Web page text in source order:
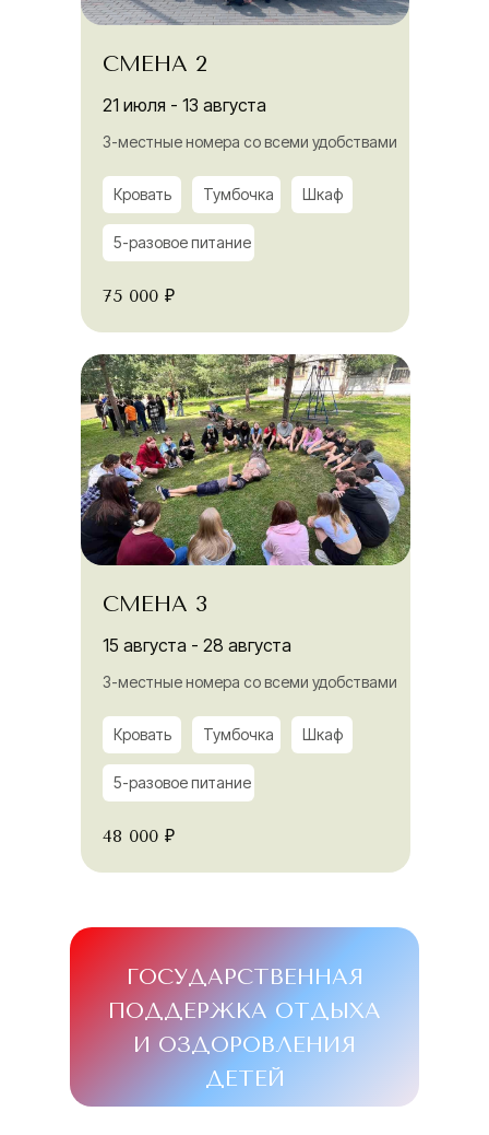
СМЕНА 3
3-местные номера со всеми удобствами
15 августа - 28 августа
5-разовое питание
Шкаф
Тумбочка
Кровать
48 000 ₽
СМЕНА 2
3-местные номера со всеми удобствами
21 июля - 13 августа
5-разовое питание
Шкаф
Тумбочка
Кровать
75 000 ₽
ГОСУДАРСТВЕННАЯ
ПОДДЕРЖКА ОТДЫХА
И ОЗДОРОВЛЕНИЯ
ДЕТЕЙ